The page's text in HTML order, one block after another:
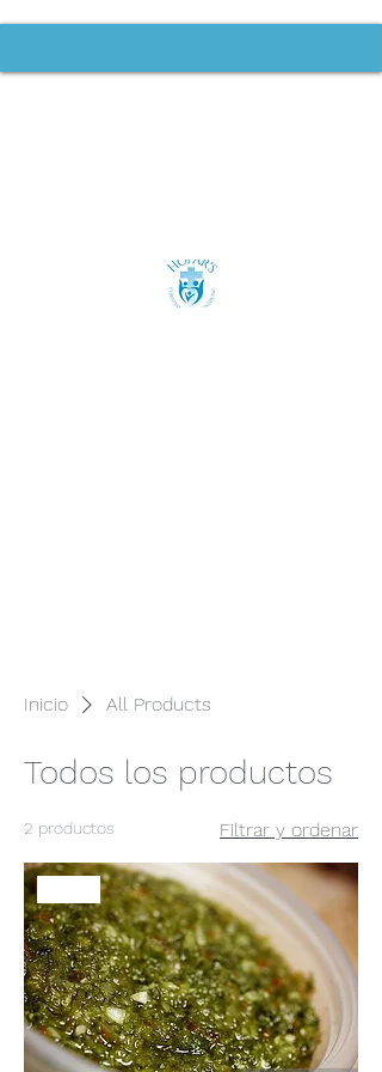
Inicio All Products
Todos los productos
2 productos Filtrar y ordenar